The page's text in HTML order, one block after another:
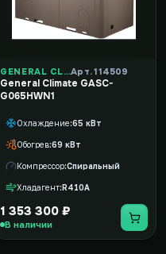
GENERAL CLIMATEАрт. 114509
General Climate GASC-
G065HWN1
Охлаждение 65 кВт
Обогрев 69 кВт
Компрессор Спиральный
Хладагент R410A
1 353 300 ₽
В наличии